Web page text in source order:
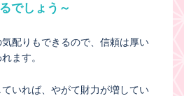
でしょう～
配りもできるので、信頼は厚い
ます。
いれば、やがて財力が増してい